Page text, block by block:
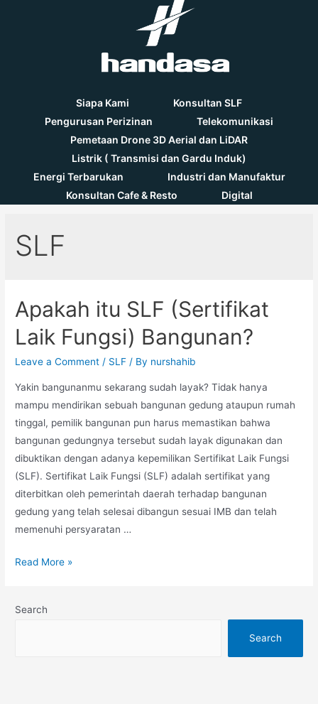
handasa konsultan,
konsultan perencana
Siapa Kami
Konsultan SLF
Pengurusan Perizinan
Telekomunikasi
Pemetaan Drone 3D Aerial dan LiDAR
Listrik ( Transmisi dan Gardu Induk)
Energi Terbarukan
Industri dan Manufaktur
Konsultan Cafe & Resto
Digital
SLF
Apakah itu SLF (Sertifikat
Laik Fungsi) Bangunan?
Leave a Comment / SLF / By nurshahib
Yakin bangunanmu sekarang sudah layak? Tidak hanya
mampu mendirikan sebuah bangunan gedung ataupun rumah
tinggal, pemilik bangunan pun harus memastikan bahwa
bangunan gedungnya tersebut sudah layak digunakan dan
dibuktikan dengan adanya kepemilikan Sertifikat Laik Fungsi
(SLF). Sertifikat Laik Fungsi (SLF) adalah sertifikat yang
diterbitkan oleh pemerintah daerah terhadap bangunan
gedung yang telah selesai dibangun sesuai IMB dan telah
memenuhi persyaratan …
Read More »
Search
Search